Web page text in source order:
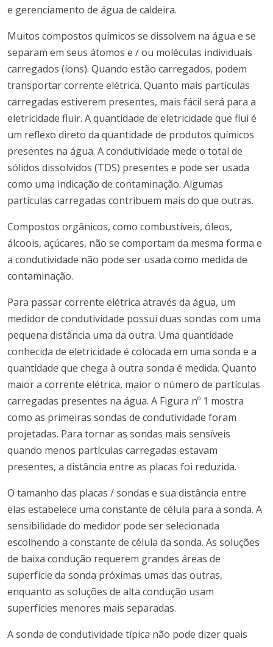
e gerenciamento de água de caldeira.
Muitos compostos químicos se dissolvem na água e se
separam em seus átomos e / ou moléculas individuais
carregados (íons). Quando estão carregados, podem
transportar corrente elétrica. Quanto mais partículas
carregadas estiverem presentes, mais fácil será para a
eletricidade fluir. A quantidade de eletricidade que flui é
um reflexo direto da quantidade de produtos químicos
presentes na água. A condutividade mede o total de
sólidos dissolvidos (TDS) presentes e pode ser usada
como uma indicação de contaminação. Algumas
partículas carregadas contribuem mais do que outras.
Compostos orgânicos, como combustíveis, óleos,
álcoois, açúcares, não se comportam da mesma forma e
a condutividade não pode ser usada como medida de
contaminação.
Para passar corrente elétrica através da água, um
medidor de condutividade possui duas sondas com uma
pequena distância uma da outra. Uma quantidade
conhecida de eletricidade é colocada em uma sonda e a
quantidade que chega à outra sonda é medida. Quanto
maior a corrente elétrica, maior o número de partículas
carregadas presentes na água. A Figura nº 1 mostra
como as primeiras sondas de condutividade foram
projetadas. Para tornar as sondas mais sensíveis
quando menos partículas carregadas estavam
presentes, a distância entre as placas foi reduzida.
O tamanho das placas / sondas e sua distância entre
elas estabelece uma constante de célula para a sonda. A
sensibilidade do medidor pode ser selecionada
escolhendo a constante de célula da sonda. As soluções
de baixa condução requerem grandes áreas de
superfície da sonda próximas umas das outras,
enquanto as soluções de alta condução usam
superfícies menores mais separadas.
A sonda de condutividade típica não pode dizer quais